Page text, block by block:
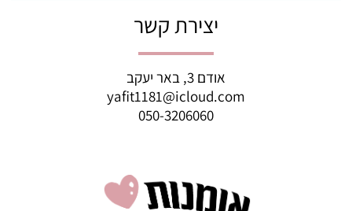
יצירת קשר
אודם 3, באר יעקב
yafit1181@icloud.com
050-3206060